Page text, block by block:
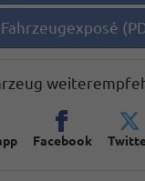
Fahrzeugexposé
Facebook